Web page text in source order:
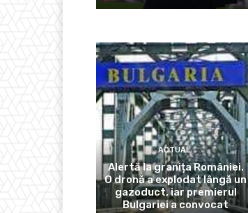
ACTUAL
Alertă la granița României.
O dronă a explodat lângă un
gazoduct, iar premierul
Bulgariei a convocat